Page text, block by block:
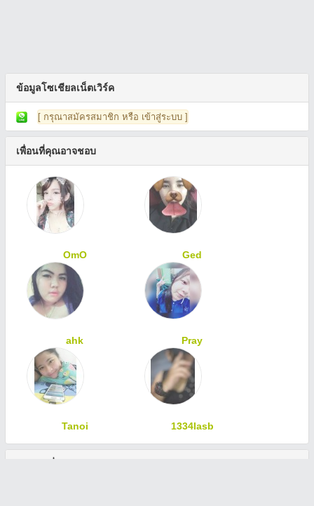
ข้อมูลโซเชียลเน็ตเวิร์ค
[ กรุณาสมัครสมาชิก หรือ เข้าสู่ระบบ ]
เพื่อนที่คุณอาจชอบ
OmO Ged
ahk Pray
Tanoi 1334lasb